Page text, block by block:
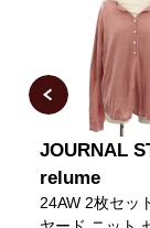
JOURNAL
relume
24AW 2枚セッ